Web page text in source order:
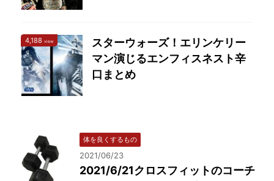
4,188 view
スターウォーズ！エリンケリー
マン演じるエンフィスネスト辛
口まとめ
体を良くするもの
2021/06/23
2021/6/21クロスフィットのコーチ